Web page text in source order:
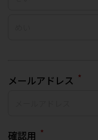
メールアドレス *
確認用 *